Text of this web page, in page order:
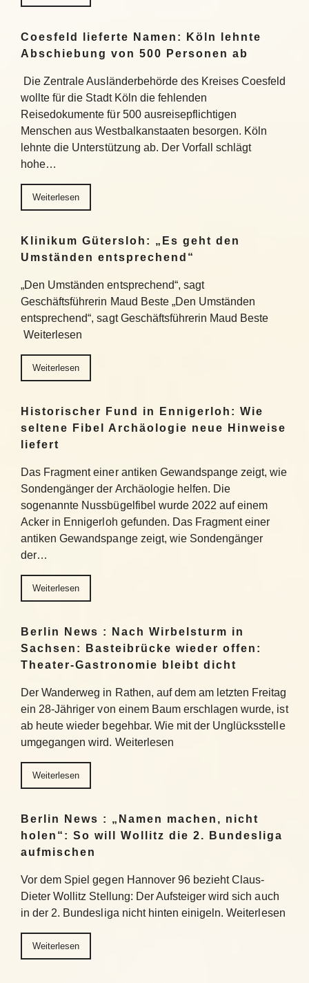
Coesfeld lieferte Namen: Köln lehnte
Abschiebung von 500 Personen ab
Die Zentrale Ausländerbehörde des Kreises Coesfeld
wollte für die Stadt Köln die fehlenden
Reisedokumente für 500 ausreisepflichtigen
Menschen aus Westbalkanstaaten besorgen. Köln
lehnte die Unterstützung ab. Der Vorfall schlägt
hohe…
Weiterlesen
Klinikum Gütersloh: „Es geht den
Umständen entsprechend“
„Den Umständen entsprechend“, sagt
Geschäftsführerin Maud Beste „Den Umständen
entsprechend“, sagt Geschäftsführerin Maud Beste
Weiterlesen
Weiterlesen
Historischer Fund in Ennigerloh: Wie
seltene Fibel Archäologie neue Hinweise
liefert
Das Fragment einer antiken Gewandspange zeigt, wie
Sondengänger der Archäologie helfen. Die
sogenannte Nussbügelfibel wurde 2022 auf einem
Acker in Ennigerloh gefunden. Das Fragment einer
antiken Gewandspange zeigt, wie Sondengänger
der…
Weiterlesen
Berlin News : Nach Wirbelsturm in
Sachsen: Basteibrücke wieder offen:
Theater-Gastronomie bleibt dicht
Der Wanderweg in Rathen, auf dem am letzten Freitag
ein 28-Jähriger von einem Baum erschlagen wurde, ist
ab heute wieder begehbar. Wie mit der Unglücksstelle
umgegangen wird. Weiterlesen
Weiterlesen
Berlin News : „Namen machen, nicht
holen“: So will Wollitz die 2. Bundesliga
aufmischen
Vor dem Spiel gegen Hannover 96 bezieht Claus-
Dieter Wollitz Stellung: Der Aufsteiger wird sich auch
in der 2. Bundesliga nicht hinten einigeln. Weiterlesen
Weiterlesen